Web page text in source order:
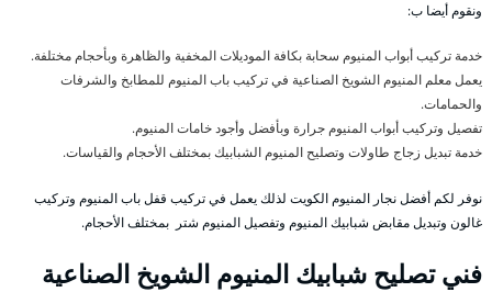
ونقوم أيضا ب:
خدمة تركيب أبواب المنيوم سحابة بكافة الموديلات المخفية والظاهرة وبأحجام مختلفة.
يعمل معلم المنيوم الشويخ الصناعية في تركيب باب المنيوم للمطابخ والشرفات
والحمامات.
تفصيل وتركيب أبواب المنيوم جرارة وبأفضل وأجود خامات المنيوم.
خدمة تبديل زجاج طاولات وتصليح المنيوم الشبابيك بمختلف الأحجام والقياسات.
نوفر لكم أفضل نجار المنيوم الكويت لذلك يعمل في تركيب قفل باب المنيوم وتركيب
غالون وتبديل مقابض شبابيك المنيوم وتفصيل المنيوم شتر بمختلف الأحجام.
فني تصليح شبابيك المنيوم الشويخ الصناعية